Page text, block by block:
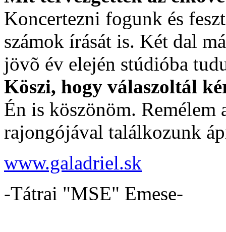
Koncertezni fogunk és
számok írását is. Két dal
jövõ év elején stúdióba
Köszi, hogy válaszoltál
Én is köszönöm. Remélem
rajongójával találkozunk
www.galadriel.sk
-Tátrai "MSE" Emese-